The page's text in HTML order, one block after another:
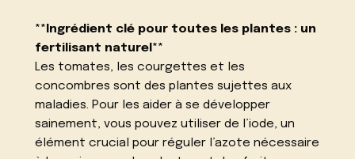
**Ingrédient clé pour toutes les plantes : un
fertilisant naturel**
Les tomates, les courgettes et les
concombres sont des plantes sujettes aux
maladies. Pour les aider à se développer
sainement, vous pouvez utiliser de l’iode, un
élément crucial pour réguler l’azote nécessaire